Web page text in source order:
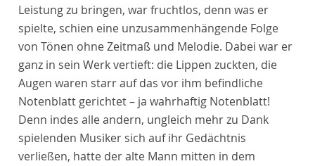
Leistung zu bringen, war fruchtlos, denn was er
spielte, schien eine unzusammenhängende Folge
von Tönen ohne Zeitmaß und Melodie. Dabei war er
ganz in sein Werk vertieft: die Lippen zuckten, die
Augen waren starr auf das vor ihm befindliche
Notenblatt gerichtet – ja wahrhaftig Notenblatt!
Denn indes alle andern, ungleich mehr zu Dank
spielenden Musiker sich auf ihr Gedächtnis
verließen, hatte der alte Mann mitten in dem